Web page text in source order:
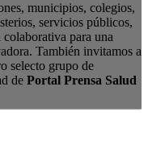
municipios, colegios,
servicios públicos,
para una
También invitamos a
selecto grupo de
de Portal Prensa Salud